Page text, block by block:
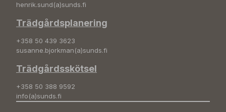
henrik.sund(a)sunds.fi
Trädgårdsplanering
+358 50 439 3623
susanne.bjorkman(a)sunds.fi
Trädgårdsskötsel
+358 50 388 9592
info(a)sunds.fi